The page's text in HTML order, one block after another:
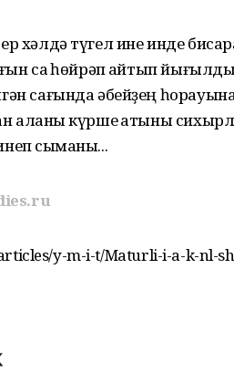
хәлдә түгел ине инде
саҡ һөйрәп ҡайтып
сағында әбейҙең
алҡаны күрше ҡатыны
сыҡманы...
y-m-i-t/Maturli-i-a-k-nl-